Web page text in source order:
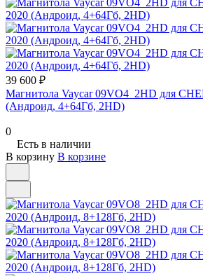
39 600 ₽
Магнитола Vaycar 09VO4_2HD для
(Андроид, 4+64Гб, 2HD)
0
Есть в наличии
В корзину В корзине